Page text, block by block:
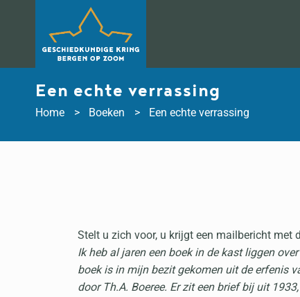
Een echte verrassing
Home Boeken Een echte verrassing
Stelt u zich voor, u krijgt een mailbericht met
Ik heb al jaren een boek in de kast liggen
boek is in mijn bezit gekomen uit de erfenis
door Th.A. Boeree. Er zit een brief bij uit